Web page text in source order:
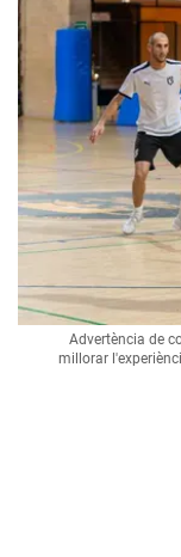
Advertència de
millorar